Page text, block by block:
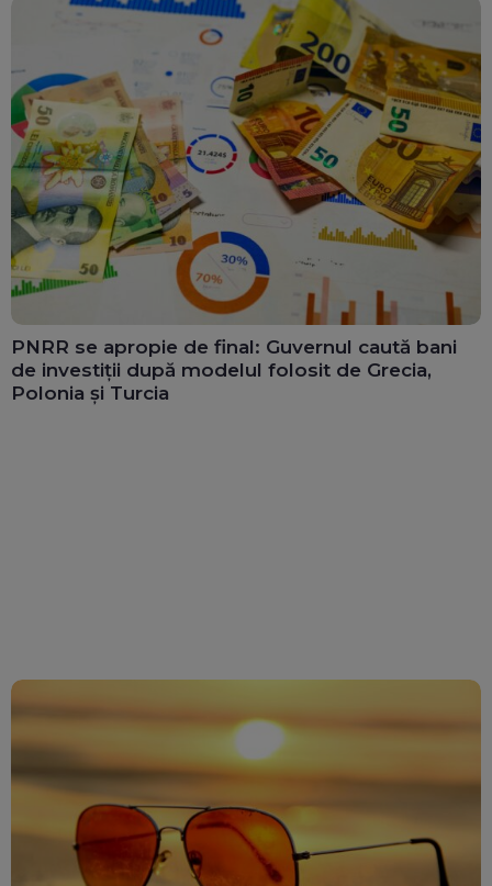
PNRR se apropie de final: Guvernul caută bani
de investiții după modelul folosit de Grecia,
Polonia și Turcia